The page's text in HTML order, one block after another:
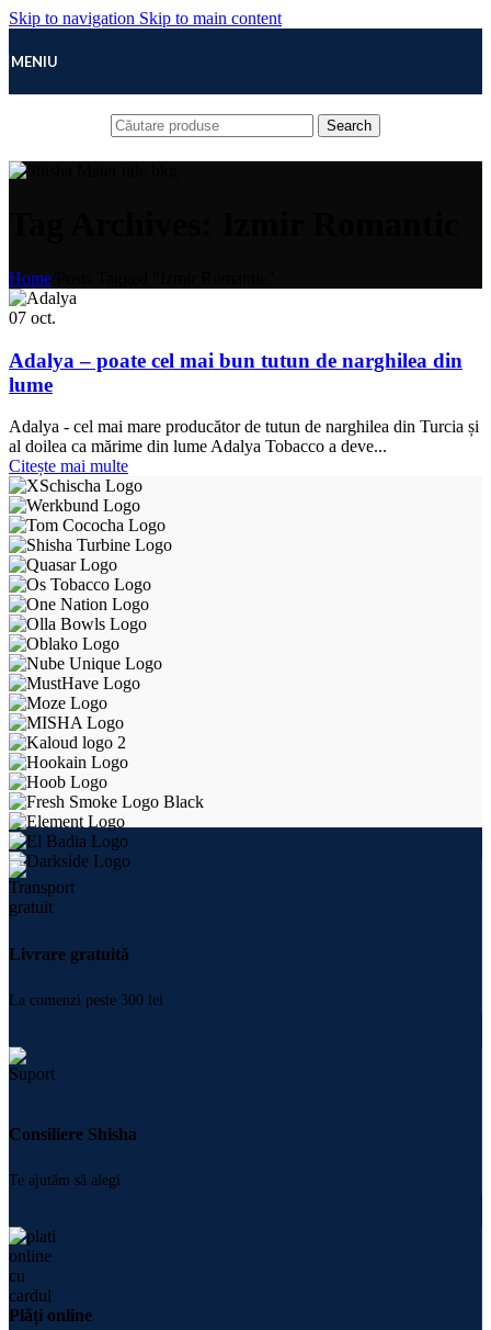
Skip to navigation Skip to main content
MENIU
Search
Home
07 oct.
Adalya – poate cel mai bun tutun de narghilea din
lume
Adalya - cel mai mare producător de tutun de narghilea din Turcia și
al doilea ca mărime din lume Adalya Tobacco a deve...
Citește mai multe
Livrare gratuită
La comenzi peste 300 lei
Consiliere Shisha
Te ajutăm să alegi
Plăți online